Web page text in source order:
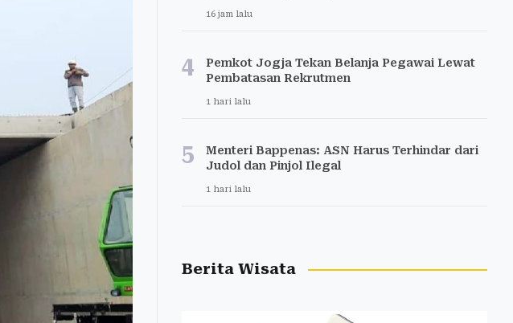
16 jam lalu
4
Pemkot Jogja Tekan Belanja Pegawai Lewat
Pembatasan Rekrutmen
1 hari lalu
5
Menteri Bappenas: ASN Harus Terhindar dari
Judol dan Pinjol Ilegal
1 hari lalu
Berita Wisata